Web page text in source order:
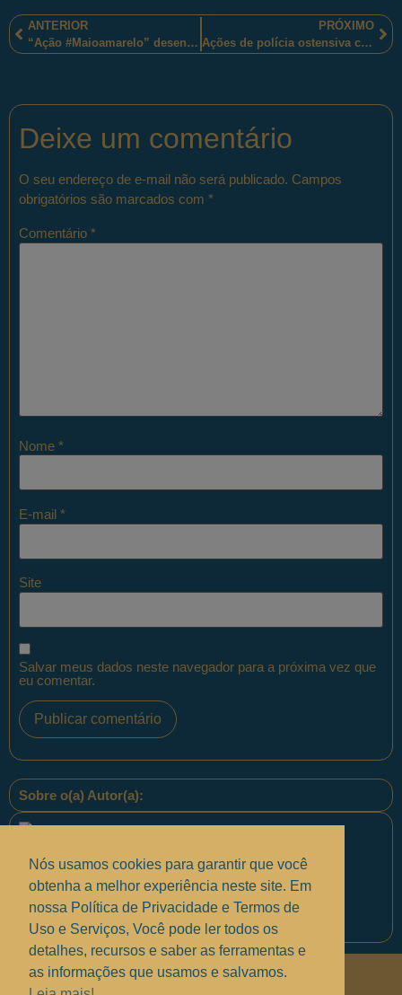
ANTERIOR
“Ação #Maioamarelo” desenvolvida por policiais militares sul-mato-grossense!
PRÓXIMO
Ações de polícia ostensiva comunitária, em Porangatu, no Estado de Goiás.
Deixe um comentário
O seu endereço de e-mail não será publicado. Campos
obrigatórios são marcados com *
Comentário *
Nome *
E-mail *
Site
Salvar meus dados neste navegador para a próxima vez que
eu comentar.
Sobre o(a) Autor(a):
Equipe PontoPM
Políticas de Privacidade.
Nós usamos cookies para garantir que você
obtenha a melhor experiência neste site. Em
nossa Política de Privacidade e Termos de
Uso e Serviços, Você pode ler todos os
detalhes, recursos e saber as ferramentas e
as informações que usamos e salvamos.